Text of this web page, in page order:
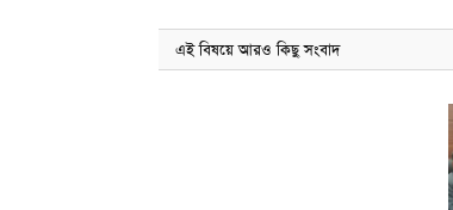
এই বিষয়ে আরও কিছু সংবাদ